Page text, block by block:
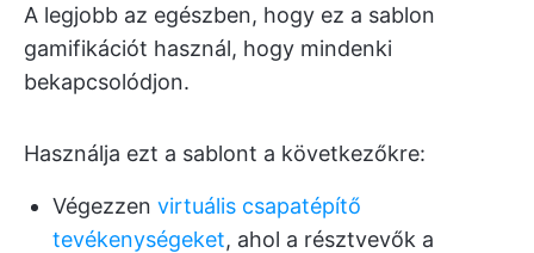
A legjobb az egészben, hogy ez a sablon
gamifikációt használ, hogy mindenki
bekapcsolódjon.
Használja ezt a sablont a következőkre:
Végezzen virtuális csapatépítő
tevékenységeket, ahol a résztvevők a